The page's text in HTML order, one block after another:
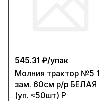
545.31 ₽/упак
Молния трактор №5 1
зам. 60см р/р БЕЛАЯ
(уп. ≈50шт) Р